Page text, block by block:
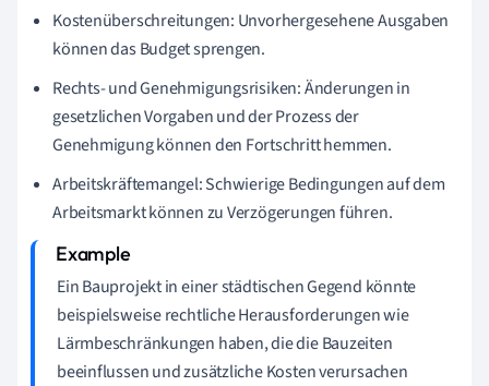
Kostenüberschreitungen: Unvorhergesehene Ausgaben
können das Budget sprengen.
Rechts- und Genehmigungsrisiken: Änderungen in
gesetzlichen Vorgaben und der Prozess der
Genehmigung können den Fortschritt hemmen.
Arbeitskräftemangel: Schwierige Bedingungen auf dem
Arbeitsmarkt können zu Verzögerungen führen.
Ein Bauprojekt in einer städtischen Gegend könnte
beispielsweise rechtliche Herausforderungen wie
Lärmbeschränkungen haben, die die Bauzeiten
beeinflussen und zusätzliche Kosten verursachen